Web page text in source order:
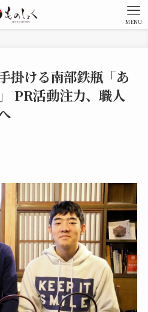
MENU
掛ける南部鉄瓶「あ
PR活動注力、職人